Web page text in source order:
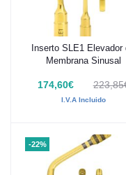
Añadir al carrito
Inserto SLE1 Elevador
Membrana Sinusal
174,60€
I.V.A Incluido
-22%